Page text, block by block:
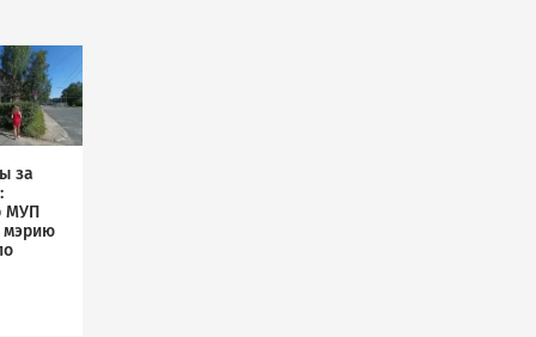
за
МУП
мэрию